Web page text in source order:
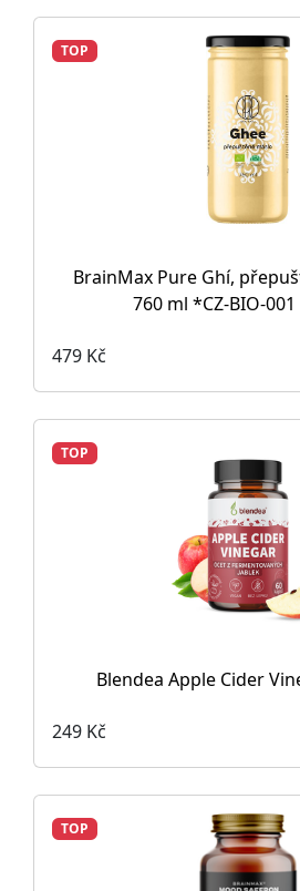
TOP
BrainMax Pure Ghí,
760 ml *CZ-BIO-
479 Kč
TOP
Blendea Apple Cider
249 Kč
TOP